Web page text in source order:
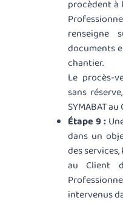
procèdent à
renseigne
documents
chantier.
Le procès-
sans
SYMABAT
Étape 9 :
dans un
des services,
au Client
intervenus